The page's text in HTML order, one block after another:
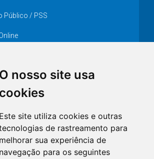
O nosso site usa
cookies
Este site utiliza cookies e outras
de rastreamento para
melhorar sua experiência de
navegação para os seguintes
Público / PSS
E
DE ILUMINAÇÃO PÚBLICA